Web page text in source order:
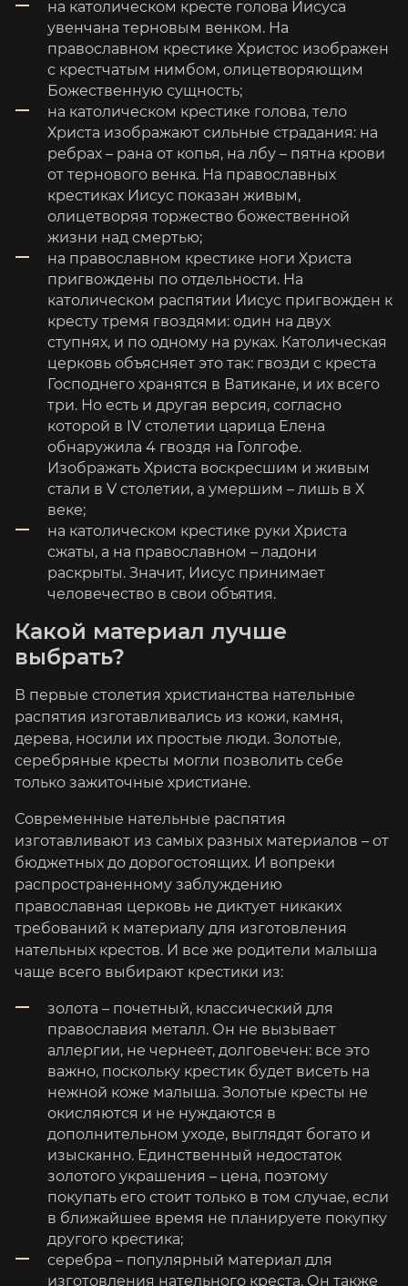
на католическом кресте голова Иисуса
увенчана терновым венком. На
православном крестике Христос изображен
с крестчатым нимбом, олицетворяющим
Божественную сущность;
на католическом крестике голова, тело
Христа изображают сильные страдания: на
ребрах – рана от копья, на лбу – пятна крови
от тернового венка. На православных
крестиках Иисус показан живым,
олицетворяя торжество божественной
жизни над смертью;
на православном крестике ноги Христа
пригвождены по отдельности. На
католическом распятии Иисус пригвожден к
кресту тремя гвоздями: один на двух
ступнях, и по одному на руках. Католическая
церковь объясняет это так: гвозди с креста
Господнего хранятся в Ватикане, и их всего
три. Но есть и другая версия, согласно
которой в IV столетии царица Елена
обнаружила 4 гвоздя на Голгофе.
Изображать Христа воскресшим и живым
стали в V столетии, а умершим – лишь в Х
веке;
на католическом крестике руки Христа
сжаты, а на православном – ладони
раскрыты. Значит, Иисус принимает
человечество в свои объятия.
Какой материал лучше
выбрать?
В первые столетия христианства нательные
распятия изготавливались из кожи, камня,
дерева, носили их простые люди. Золотые,
серебряные кресты могли позволить себе
только зажиточные христиане.
Современные нательные распятия
изготавливают из самых разных материалов – от
бюджетных до дорогостоящих. И вопреки
распространенному заблуждению
православная церковь не диктует никаких
требований к материалу для изготовления
нательных крестов. И все же родители малыша
чаще всего выбирают крестики из:
золота – почетный, классический для
православия металл. Он не вызывает
аллергии, не чернеет, долговечен: все это
важно, поскольку крестик будет висеть на
нежной коже малыша. Золотые кресты не
окисляются и не нуждаются в
дополнительном уходе, выглядят богато и
изысканно. Единственный недостаток
золотого украшения – цена, поэтому
покупать его стоит только в том случае, если
в ближайшее время не планируете покупку
другого крестика;
серебра – популярный материал для
изготовления нательного креста. Он также